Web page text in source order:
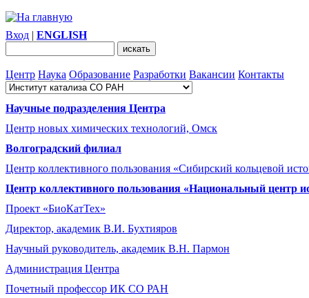
Вход | ENGLISH
Центр Наука Образование Разработки Вакансии Контакты
Научные подразделения Центра
Центр новых химических технологий, Омск
Волгоградский филиал
Центр коллективного пользования «Сибирский кольцевой
Центр коллективного пользования «Национальный центр
Проект «БиоКатТех»
Директор, академик В.И. Бухтияров
Научный руководитель, академик В.Н. Пармон
Администрация Центра
Почетный профессор ИК СО РАН